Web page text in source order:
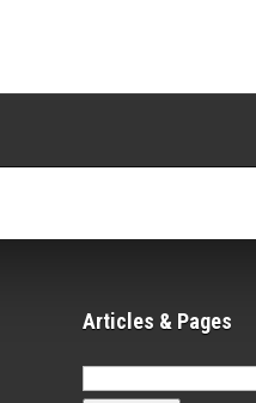
Articles & Pages
Rechercher :